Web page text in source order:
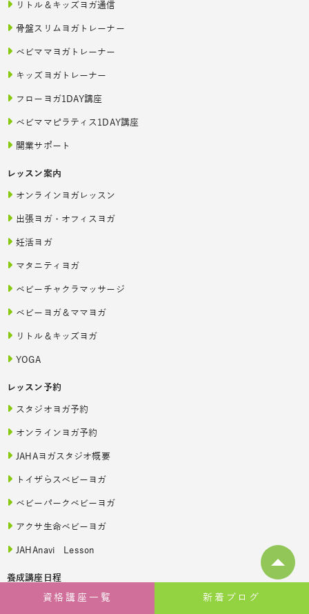
リトル＆キッズヨガ通信
骨盤スリムヨガトレーナー
ベビママヨガトレーナー
キッズヨガトレーナー
フローヨガ1DAY講座
ベビママピラティス1DAY講座
開業サポート
レッスン案内
オンラインヨガレッスン
出張ヨガ・オフィスヨガ
妊活ヨガ
マタニティヨガ
ベビーチャクラマッサージ
ベビーヨガ＆ママヨガ
リトル＆キッズヨガ
YOGA
レッスン予約
スタジオヨガ予約
オンラインヨガ予約
JAHAヨガスタジオ概要
トイザらスベビーヨガ
ベビーパークベビーヨガ
アクサ生命ベビーヨガ
JAHAnavi Lesson
養成講座日程
全米ヨガRYT200 新着ブログ
資格講座一覧